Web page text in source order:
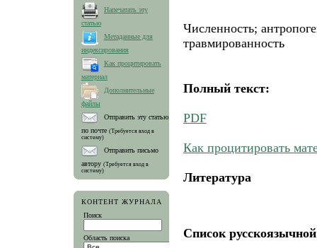
Напечатать эту
статью
Метаданные для
индексирования
Как процитировать
материал
Дополнительные
файлы
Отправить эту статью
по почте (Требуется вход в
систему)
Отправить письмо
автору (Требуется вход в
систему)
КОНТЕНТ ЖУРНАЛА
Поиск
Область поиска
Численность;
травмированность
Полный текст:
PDF
Как процитировать
Литература
Список